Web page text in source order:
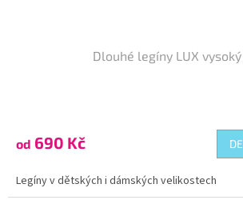
Dlouhé legíny LUX
od 690 Kč
Legíny v dětských i dámských velikostech